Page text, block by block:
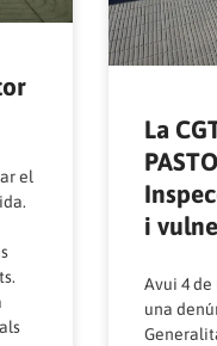
el
La
i
Avui 4
una